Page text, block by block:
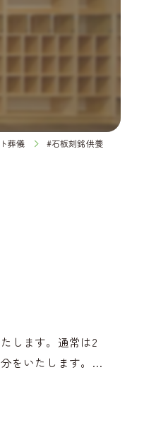
ペット葬儀
供養
葬儀 #石板刻銘供養
します。通常は2
をいたします。…